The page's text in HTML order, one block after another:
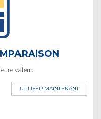
valeur.
UTILISER MAINTENANT